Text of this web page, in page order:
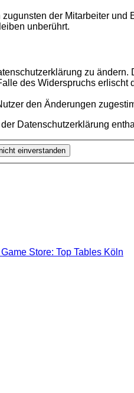
der Mitarbeiter und
unberührt.
zu
des Widerspruchs
den Änderungen
Datenschutzerklärung
Store: Top Tables Köln